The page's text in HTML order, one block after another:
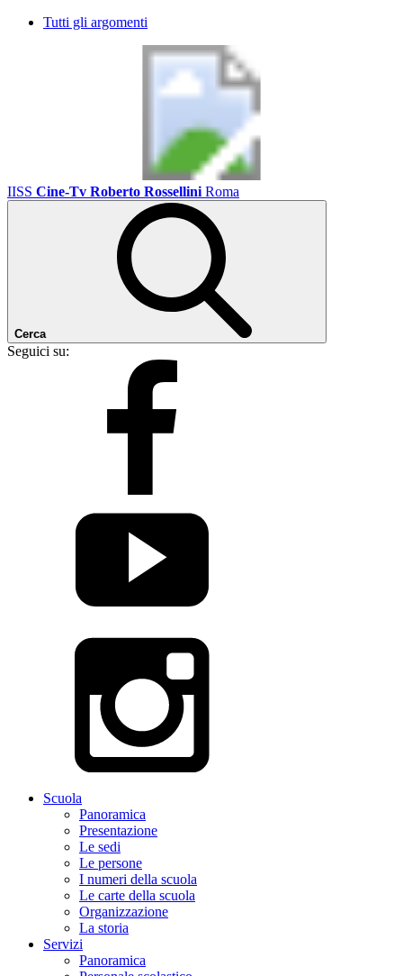
Tutti gli argomenti
IISS Cine-Tv Roberto Rossellini Roma
Cerca
Seguici su:
Scuola
Panoramica
Presentazione
Le sedi
Le persone
I numeri della scuola
Le carte della scuola
Organizzazione
La storia
Servizi
Panoramica